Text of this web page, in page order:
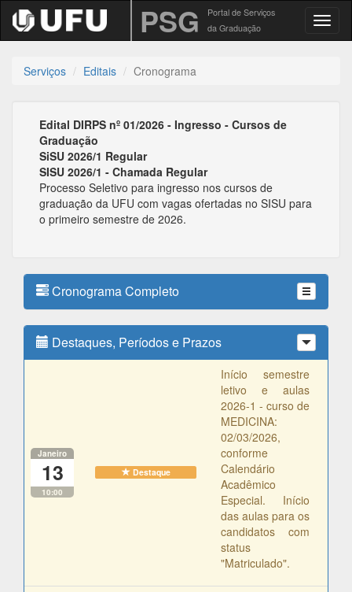
PSG
Portal de Serviços
da Graduação
Serviços Editais Cronograma
Edital DIRPS nº 01/2026 - Ingresso - Cursos de
Graduação
SiSU 2026/1 Regular
SISU 2026/1 - Chamada Regular
Processo Seletivo para ingresso nos cursos de
graduação da UFU com vagas ofertadas no SISU para
o primeiro semestre de 2026.
Cronograma Completo
Destaques, Períodos e Prazos
Janeiro
13
10:00
Destaque
Início semestre
letivo e aulas
2026-1 - curso de
MEDICINA:
02/03/2026,
conforme
Calendário
Acadêmico
Especial. Início
das aulas para os
candidatos com
status
"Matriculado".